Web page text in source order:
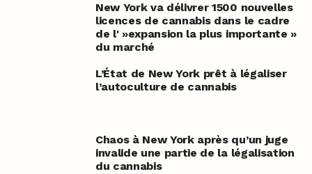
New York va délivrer 1500 nouvelles
licences de cannabis dans le cadre
de l' »expansion la plus importante »
du marché
L’État de New York prêt à légaliser
l’autoculture de cannabis
Chaos à New York après qu’un juge
invalide une partie de la légalisation
du cannabis